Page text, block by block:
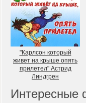
"Карлсон который
живет на крыше опять
прилетел" Астрид
Линдгрен
Интересные